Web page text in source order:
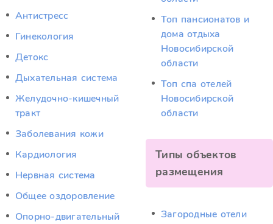
Антистресс
Гинекология
Детокс
Дыхательная система
Желудочно-кишечный
тракт
Заболевания кожи
Кардиология
Нервная система
Общее оздоровление
Опорно-двигательный
Топ пансионатов и
дома отдыха
Новосибирской
области
Топ спа отелей
Новосибирской
области
Типы объектов
размещения
Загородные отели